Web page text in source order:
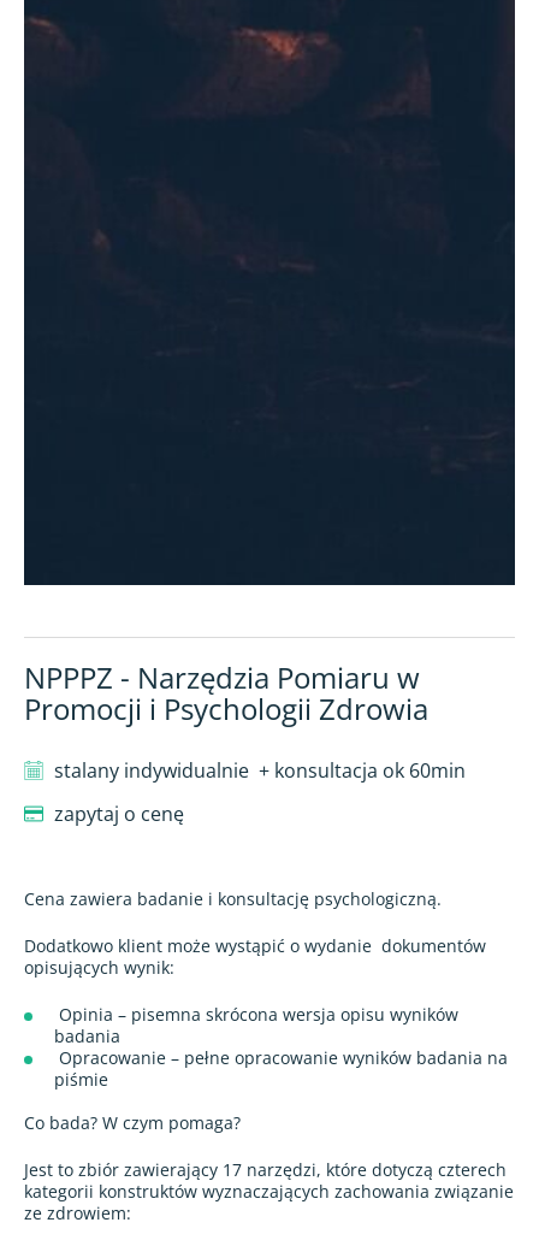
NPPPZ - Narzędzia Pomiaru w
Promocji i Psychologii Zdrowia
stalany indywidualnie + konsultacja ok 60min
zapytaj o cenę
Cena zawiera badanie i konsultację psychologiczną.
Dodatkowo klient może wystąpić o wydanie dokumentów
opisujących wynik:
Opinia – pisemna skrócona wersja opisu wyników
badania
Opracowanie – pełne opracowanie wyników badania na
piśmie
Co bada? W czym pomaga?
Jest to zbiór zawierający 17 narzędzi, które dotyczą czterech
kategorii konstruktów wyznaczających zachowania związanie
ze zdrowiem: